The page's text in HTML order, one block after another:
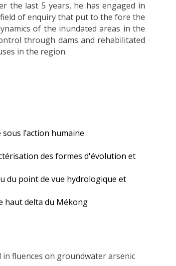
the last 5 years, he has engaged in
of enquiry that put to the fore the
of the inundated areas in the
through dams and rehabilitated
in the region.
l’action humaine :
des formes d'évolution et
du point de vue hydrologique et
haut delta du Mékong
in fluences on groundwater arsenic